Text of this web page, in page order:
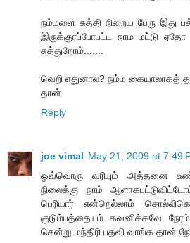
நம்மளை சுத்தி நிறைய பேரு இது
இருக்குரப்போபட்ட நாம மட்டு ஏதோ
சுத்துறோம்.......
வெறி எதுனால? நம்ம கையாலாகத்
தான்
Reply
joe vimal May 21, 2009 at 7:49
ஒவ்வொரு வரியும் அத்தனை
நிலைக்கு நாம்
பெரியார் என்றெல்லாம்
குடும்பத்தையும் கவனிக்கவே
சென்று மந்திரி பதவி வாங்க தான்